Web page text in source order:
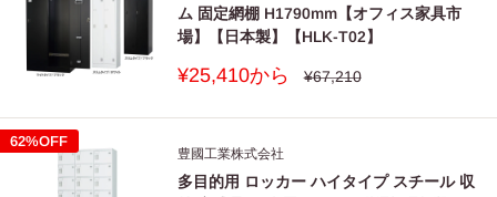
ム 固定網棚 H1790mm【オフィス家具市
場】【日本製】【HLK-T02】
販
価
¥25,410から
通
格
¥67,210
62%OFF
豊國工業株式会社
多目的用 ロッカー ハイタイプ スチール 収